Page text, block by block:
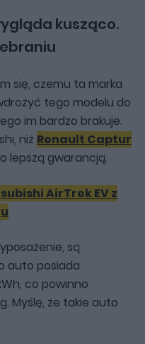
kusząco.
się, czemu ta marka
tego modelu do
im bardzo brakuje.
niż Renault Captur
lepszą gwarancją.
AirTrek EV z
są
auto posiada
co powinno
Myślę, że takie auto